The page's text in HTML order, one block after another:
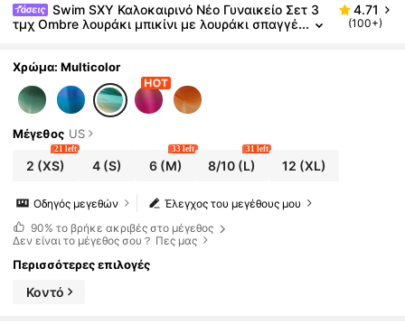
Swim SXY Καλοκαιρινό Νέο Γυναικείο Σετ 3
τμχ Ombre λουράκι μπικίνι με λουράκι σπαγγέ
4.71
(100+)
Χρώμα: Multicolor
Μέγεθος US
2 (XS)
21 left
4(S) 6(M)
33 left
8/10 (L)
31 left
12 (XL)
Έλεγχος του μεγέθους μου
Οδηγός μεγεθών
90% το βρήκε ακριβές στο μέγεθος
Δεν είναι το μέγεθος σου？ Πες μας
Περισσότερες επιλογές
Κοντό